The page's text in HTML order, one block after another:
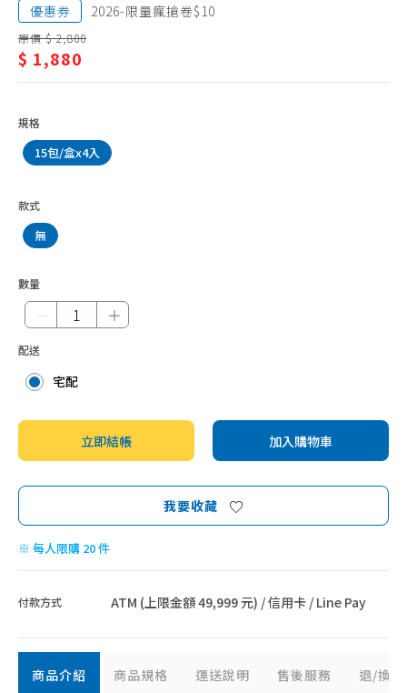
幫助入睡
雞精、滴雞精、魚精
蜆精、蜆錠
抗敏保健
乳清蛋白
優惠券
2026-限量瘋搶卷$10
原價 $ 2,800
$ 1,880
規格
15包/盒x4入
款式
無
數量
＋
配送
宅配
立即結帳 加入購物車
我要收藏
※ 每人限購 20 件
付款方式 ATM (上限金額 49,999 元) / 信用卡 / Line Pay
商品介紹 商品規格 運送說明 售後服務 退/換